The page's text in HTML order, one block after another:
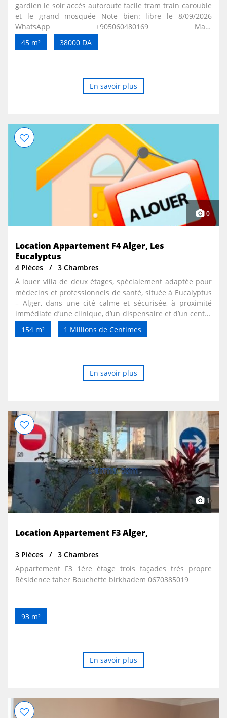
gardien le soir accès autoroute facile tram train caroubie
et le grand mosquée Note bien: libre le 8/09/2026
WhatsApp +905060480169 Map:
https://maps.app.goo.gl/5a8GqGxLwg5z1FFx9?g_st=aw
45 m² 38000 DA
En savoir plus
0
Location Appartement F4 Alger, Les
Eucalyptus
4 Pièces
3 Chambres
À louer villa de deux étages, spécialement adaptée pour
médecins et professionnels de santé, située à Eucalyptus
– Alger, dans une cité calme et sécurisée, à proximité
immédiate d’une clinique, d’un dispensaire et d’un centre
de radiologie.
154 m² 1 Millions de Centimes
En savoir plus
1
Location Appartement F3 Alger,
3 Pièces
3 Chambres
Appartement F3 1ère étage trois façades très propre
Résidence taher Bouchette birkhadem 0670385019
93 m²
En savoir plus